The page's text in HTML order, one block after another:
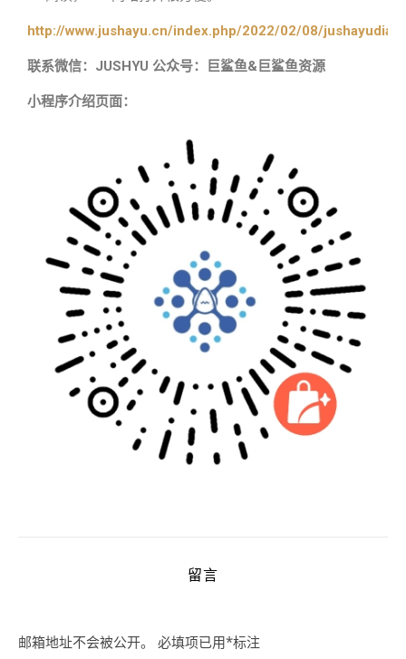
http://www.jushayu.cn/index.php/2022/02/08/
联系微信：JUSHYU 公众号：巨鲨鱼&巨鲨鱼资源
小程序介绍页面：
留言
邮箱地址不会被公开。 必填项已用*标注